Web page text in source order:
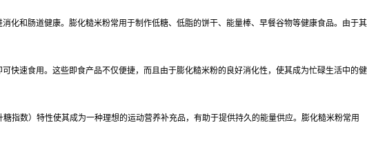
化和肠道健康。膨化糙米粉常用于制作低糖、低脂的饼干、能量棒、早餐谷物等健康食品。由于其
快速食用。这些即食产品不仅便捷，而且由于膨化糙米粉的良好消化性，使其成为忙碌生活中的健
糖指数）特性使其成为一种理想的运动营养补充品，有助于提供持久的能量供应。膨化糙米粉常用